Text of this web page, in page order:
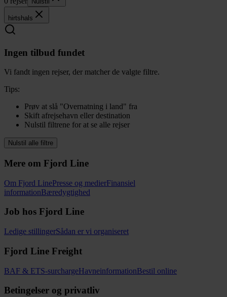
hirtshals
Ingen tilbud fundet
Vi fandt ingen rejser, der matcher de valgte filtre.
Tips:
Prøv at slå "Overnatning i land" fra
Skift afrejsehavn eller destination
Nulstil filtrene for at se alle rejser
Nulstil alle filtre
Mere om Fjord Line
Om Fjord LinePresse og medierFinansiel
informationBæredygtighed
Job hos Fjord Line
Ledige stillingerSådan er vi organiseret
Fjord Line Freight
BAF & ETS-surchargeHavneinformationBestil online
Betingelser og privatliv